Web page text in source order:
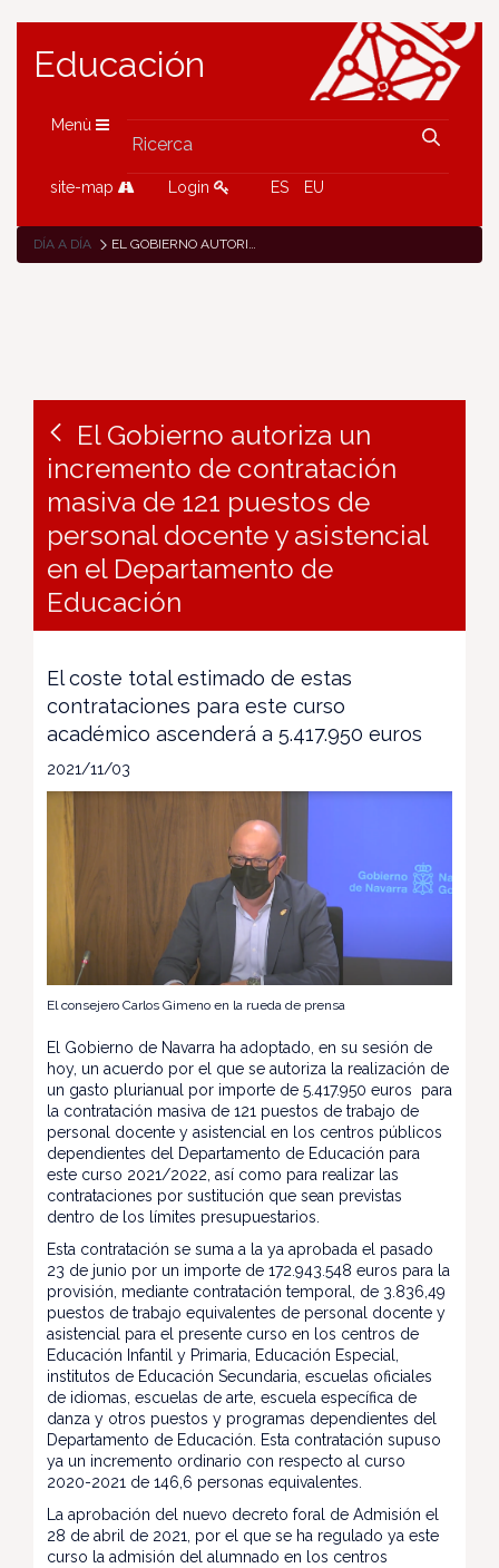
Educación
Menù
site-map Login ES EU
DÍA A DÍA EL GOBIERNO AUTORIZA UN INCREMENTO DE CONTRATACIÓN MASIVA DE 121 PUESTOS DE PERSONAL DOCENTE Y ASISTENCIAL EN EL DEPARTAMENTO DE EDUCACIÓN
El Gobierno autoriza un
incremento de contratación
masiva de 121 puestos de
personal docente y asistencial
en el Departamento de
Educación
El coste total estimado de estas
contrataciones para este curso
académico ascenderá a 5.417.950 euros
2021/11/03
El consejero Carlos Gimeno en la rueda de prensa
El Gobierno de Navarra ha adoptado, en su sesión de
hoy, un acuerdo por el que se autoriza la realización de
un gasto plurianual por importe de 5.417.950 euros para
la contratación masiva de 121 puestos de trabajo de
personal docente y asistencial en los centros públicos
dependientes del Departamento de Educación para
este curso 2021/2022, así como para realizar las
contrataciones por sustitución que sean previstas
dentro de los límites presupuestarios.
Esta contratación se suma a la ya aprobada el pasado
23 de junio por un importe de 172.943.548 euros para la
provisión, mediante contratación temporal, de 3.836,49
puestos de trabajo equivalentes de personal docente y
asistencial para el presente curso en los centros de
Educación Infantil y Primaria, Educación Especial,
institutos de Educación Secundaria, escuelas oficiales
de idiomas, escuelas de arte, escuela específica de
danza y otros puestos y programas dependientes del
Departamento de Educación. Esta contratación supuso
ya un incremento ordinario con respecto al curso
2020-2021 de 146,6 personas equivalentes.
La aprobación del nuevo decreto foral de Admisión el
28 de abril de 2021, por el que se ha regulado ya este
curso la admisión del alumnado en los centros